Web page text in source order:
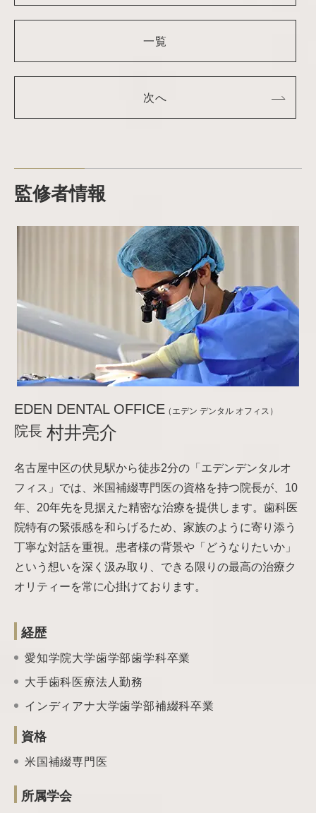
一覧
次へ
監修者情報
EDEN DENTAL OFFICE（エデン デンタル オフィス）
院長 村井亮介
名古屋中区の伏見駅から徒歩2分の「エデンデンタルオ
フィス」では、米国補綴専門医の資格を持つ院長が、10
年、20年先を見据えた精密な治療を提供します。歯科医
院特有の緊張感を和らげるため、家族のように寄り添う
丁寧な対話を重視。患者様の背景や「どうなりたいか」
という想いを深く汲み取り、できる限りの最高の治療ク
オリティーを常に心掛けております。
経歴
愛知学院大学歯学部歯学科卒業
大手歯科医療法人勤務
インディアナ大学歯学部補綴科卒業
資格
米国補綴専門医
所属学会